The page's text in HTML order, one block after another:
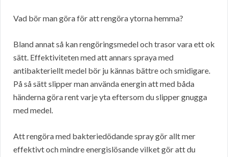
Vad bör man göra för att rengöra ytorna hemma?
Bland annat så kan rengöringsmedel och trasor vara ett ok
sätt. Effektiviteten med att annars spraya med
antibakteriellt medel bör ju kännas bättre och smidigare.
På så sätt slipper man använda energin att med båda
händerna göra rent varje yta eftersom du slipper gnugga
med medel.
Att rengöra med bakteriedödande spray gör allt mer
effektivt och mindre energislösande vilket gör att du